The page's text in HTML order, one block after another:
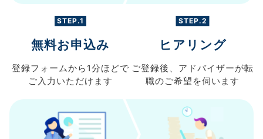
STEP.1
無料お申込み
登録フォームから 1分ほどで
ご入力 いただけます
STEP.2
ヒアリング
ご登録後、 アドバイザーが転
職のご希望を伺います